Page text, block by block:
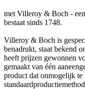
met Villeroy & Boch -
bestaat sinds 1748.
Villeroy & Boch is
benadrukt, staat bekend
heeft prijzen gewonnen
gemaakt van één
product dat onmogelijk te